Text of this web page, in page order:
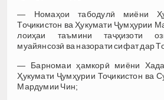
— Номаҳои табодулӣ миёни
Тоҷикистон ва Ҳукумати Ҷумҳурии
лоиҳаи таъмини таҷҳизоти
муайянсозӣ ва назорати сифат дар
— Барномаи ҳамкорӣ миёни
Ҳукумати Ҷумҳурии Тоҷикистон ва
Мардумии Чин;